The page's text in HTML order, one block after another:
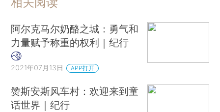
阿尔克马尔奶酪之城：勇气和
力量赋予称重的权利｜纪行
2021年07月13日 APP打开
赞斯安斯风车村：欢迎来到童
话世界｜纪行